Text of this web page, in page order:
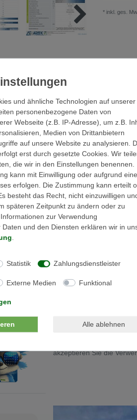
* inkl. ges.
und folgenden
oder PIKO
Die Karte kann aufgrund
akzeptieren Sie die
und ähnliche Technologien auf unserer
personenbezogene Daten von
Webseite (z.B. IP-Adresse), um z.B.
Medien von Drittanbietern
auf unsere Website zu analysieren.
erst durch gesetzte Cookies. Wir
die wir in den Einstellungen benennen.
kann mit Einwilligung oder aufgrund
erfolgen. Die Zustimmung kann erteilt
besteht das Recht, nicht einzuwilligen
späteren Zeitpunkt zu ändern oder zu
zur Verwendung
und den Diensten erklären wir in
Statistik Zahlungsdienstleister
Externe Medien Funktional
Alle ablehnen